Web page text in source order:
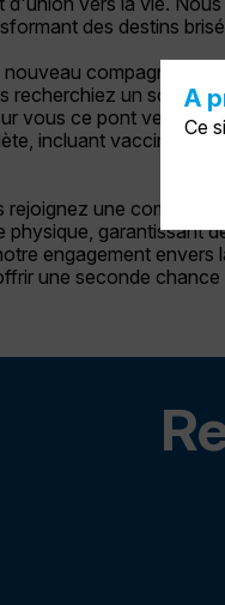
des destins
compagnon à
un soutien
vous ce pont vers la
incluant vaccination
une
garantissant
engagement
une seconde
A
Ce